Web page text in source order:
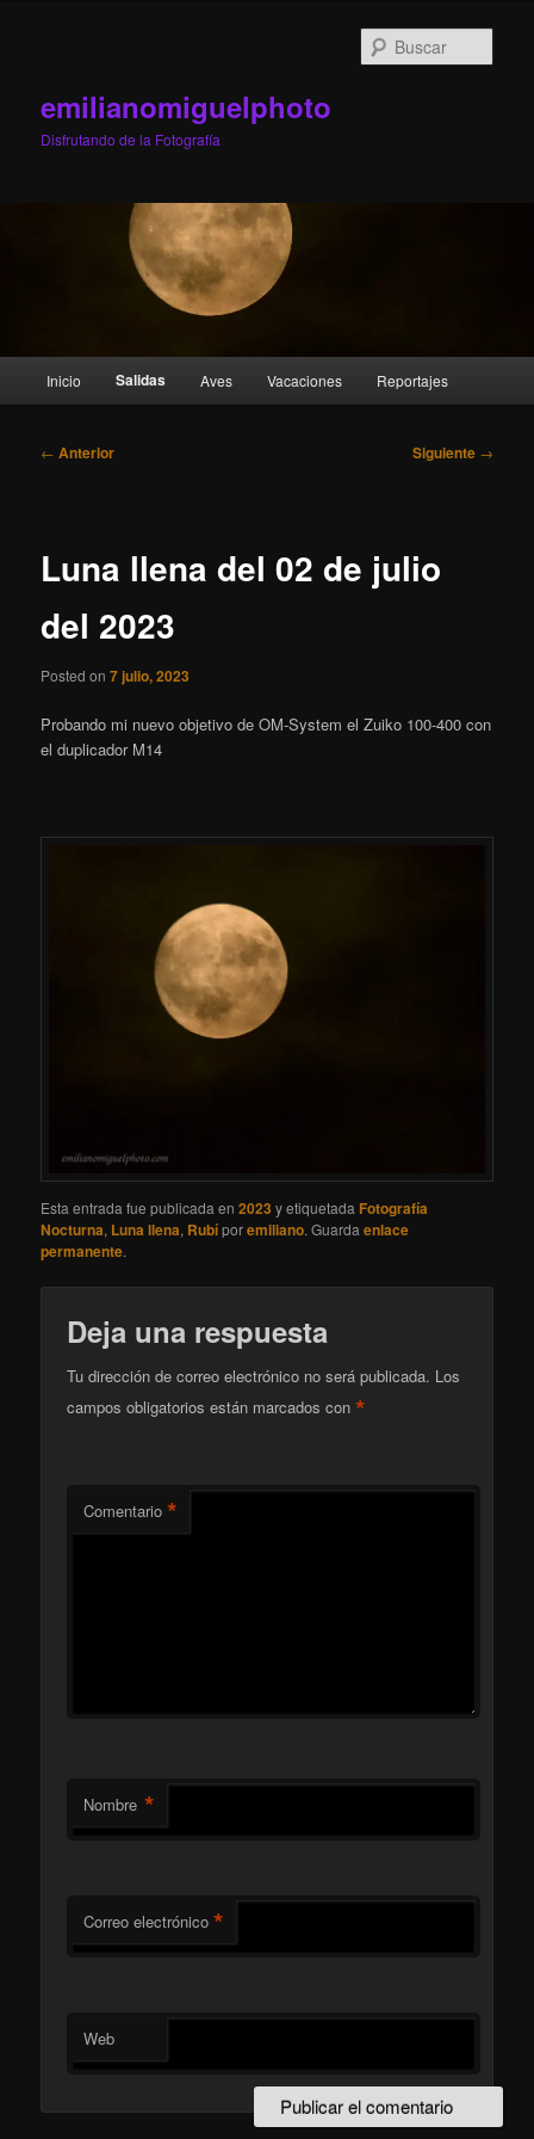
emilianomiguelphoto
Disfrutando de la Fotografía
principal
Inicio Salidas Aves Vacaciones Reportajes
Navegación
← Anterior Siguiente →
Luna llena del 02 de julio
del 2023
Posted on7 julio, 2023
Probando mi nuevo objetivo de OM-System el Zuiko 100-400 con
el duplicador M14
Esta entrada fue publicada en2023 y etiquetada Fotografía
Nocturna, Luna llena, Rubíporemiliano. Guardaenlace
permanente.
Deja una respuesta
Tu dirección de correo electrónico no será publicada. Los
campos obligatorios están marcados con*
Comentario *
Nombre *
Correo electrónico *
Web